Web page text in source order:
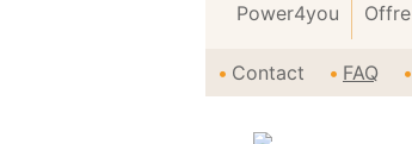
Power4you Offre
Contact FAQ